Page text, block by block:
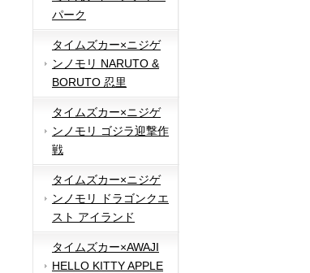
パーク
タイムズカー×ニジゲ
ンノモリ NARUTO &
BORUTO 忍里
タイムズカー×ニジゲ
ンノモリ ゴジラ迎撃作
戦
タイムズカー×ニジゲ
ンノモリ ドラゴンクエ
スト アイランド
タイムズカー×AWAJI
HELLO KITTY APPLE